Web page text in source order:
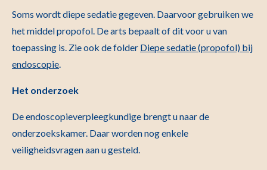
Soms wordt diepe sedatie gegeven. Daarvoor gebruiken we
het middel propofol. De arts bepaalt of dit voor u van
toepassing is. Zie ook de folder Diepe sedatie (propofol) bij
endoscopie
Het onderzoek
De endoscopieverpleegkundige brengt u naar de
onderzoekskamer. Daar worden nog enkele
veiligheidsvragen aan u gesteld.